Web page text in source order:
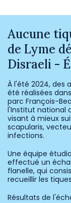
Aucune
de Lyme
Disraeli -
À l'été 2024, des
été réalisées
parc François-
l'Institut national
visant à mieux
scapularis,
infections.
Une équipe
effectué un
flanelle, qui
recueillir les
Résultats de